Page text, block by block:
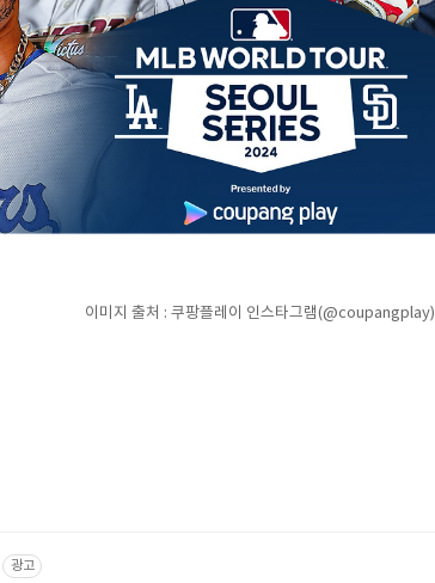
이미지 출처 : 쿠팡플레이 인스타그램(@coupangplay)
광고